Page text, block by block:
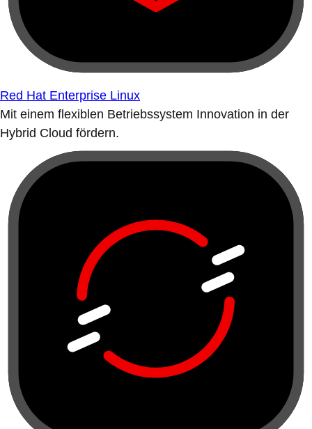
Red Hat Enterprise Linux
Mit einem flexiblen Betriebssystem Innovation in der
Hybrid Cloud fördern.